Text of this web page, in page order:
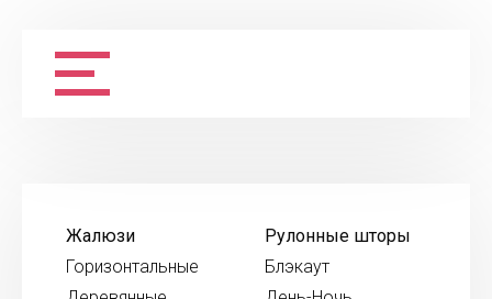
Жалюзи
Горизонтальные
Рулонные шторы
Блэкаут